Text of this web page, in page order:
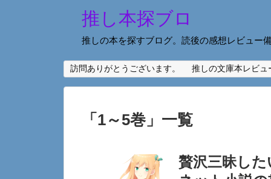
推し本探ブロ
推しの本を探すブログ。読後の感想レビュー
訪問ありがとうございます。 推しの文庫本レビュ
「 1～5巻」 一覧
贅沢三昧し